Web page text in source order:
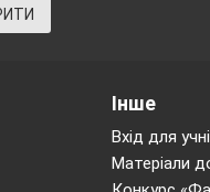
Інше
Вхід для
Матеріали